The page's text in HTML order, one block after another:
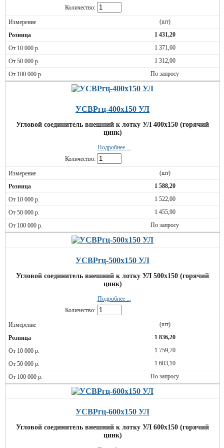
Количество:
(шт)
1 431,20
1 371,60
1 312,00
По запросу
УСВРгц-400х150 УЛ
Угловой соединитель внешний к лотку УЛ 400х150 (горячий
цинк)
Подробнее ...
Количество:
(шт)
1 588,20
1 522,00
1 455,90
По запросу
УСВРгц-500х150 УЛ
Угловой соединитель внешний к лотку УЛ 500х150 (горячий
цинк)
Подробнее ...
Количество:
(шт)
1 836,20
1 759,70
1 683,10
По запросу
УСВРгц-600х150 УЛ
Угловой соединитель внешний к лотку УЛ 600х150 (горячий
цинк)